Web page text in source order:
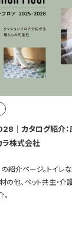
｜カタログ紹介：
ラ株式会社
の紹介ページ。トイレ
他、ペット共生・介